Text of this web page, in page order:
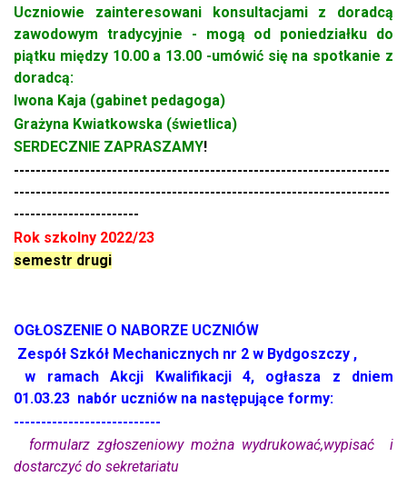
Uczniowie zainteresowani konsultacjami z doradcą
zawodowym tradycyjnie - mogą od poniedziałku do
piątku między 10.00 a 13.00 -umówić się na spotkanie z
doradcą:
Iwona Kaja (gabinet pedagoga)
Grażyna Kwiatkowska (świetlica)
SERDECZNIE ZAPRASZAMY!
---------------------------------------------------------------------
---------------------------------------------------------------------
-----------------------
Rok szkolny 2022/23
semestr drugi
OGŁOSZENIE O NABORZE UCZNIÓW
Zespół Szkół Mechanicznych nr 2 w Bydgoszczy ,
w ramach Akcji Kwalifikacji 4, ogłasza z dniem
01.03.23 nabór uczniów na następujące formy:
---------------------------
formularz zgłoszeniowy można wydrukować,wypisać i
dostarczyć do sekretariatu